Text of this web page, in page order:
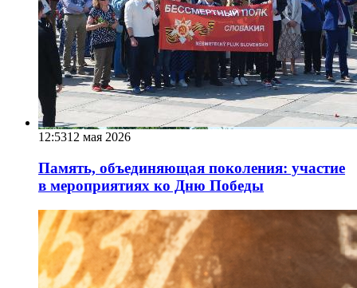
12:5312 мая 2026
Память, объединяющая поколения: участие
в мероприятиях ко Дню Победы